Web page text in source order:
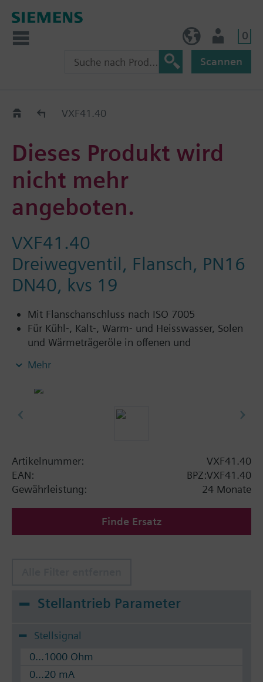
0
Scannen
Austauschhilfe
VXF41.40
Dieses Produkt wird
nicht mehr
angeboten.
VXF41.40
Dreiwegventil, Flansch, PN16
DN40, kvs 19
Mit Flanschanschluss nach ISO 7005
Für Kühl-, Kalt-, Warm- und Heisswasser, Solen
und Wärmeträgeröle in offenen und
VXF41…4: Stopfbuchse mit PTFE Manschettte
für Temperaturen bis 180 °C
Verfügbar bis Sommer 2011, anschliessend
Dreiwegventile VXF43.., bzw. VXF53.. bestellen.
Mehr
Artikelnummer:
VXF41.40
EAN:
BPZ:VXF41.40
Gewährleistung:
24 Monate
Finde Ersatz
Stellantrieb Parameter
Stellsignal
0...1000 Ohm
0...20 mA